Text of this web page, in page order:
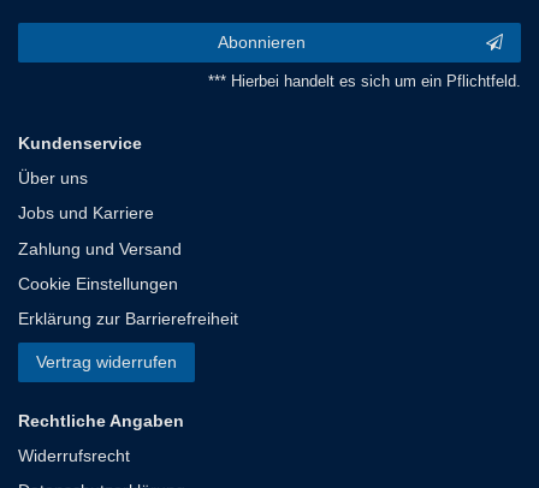
Abonnieren
*** Hierbei handelt es sich um ein Pflichtfeld.
Kundenservice
Über uns
Jobs und Karriere
Zahlung und Versand
Cookie Einstellungen
Erklärung zur Barrierefreiheit
Vertrag widerrufen
Rechtliche Angaben
Widerrufsrecht